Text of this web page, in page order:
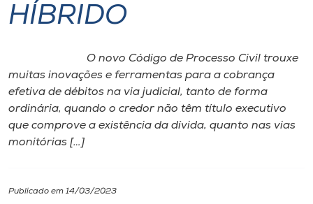
Diplomados
Cultura
Biblioteca
HÍBRIDO
O novo Código de Processo Civil trouxe
muitas inovações e ferramentas para a cobrança
efetiva de débitos na via judicial, tanto de forma
ordinária, quando o credor não têm título executivo
que comprove a existência da dívida, quanto nas vias
monitórias […]
Publicado em 14/03/2023